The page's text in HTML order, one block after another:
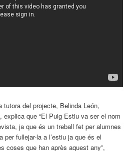
del projecte, Belinda León,
explica que “El Puig Estiu va ser el nom
ja que és un treball fet per alumnes
fullejar-la a l’estiu ja que és el
coses que han après aquest any”,